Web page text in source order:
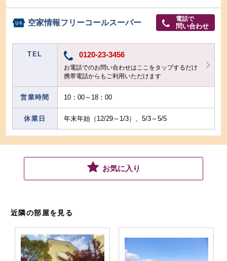
空家情報フリーコールスーパー 電話で
問い合わせ
TEL 0120-23-3456
お電話でのお問い合わせはここをタップするだけ
携帯電話からもご利用いただけます
営業時間 10：00～18：00
休業日 年末年始（12/29～1/3）、5/3～5/5
お気に入り
近隣の部屋を見る